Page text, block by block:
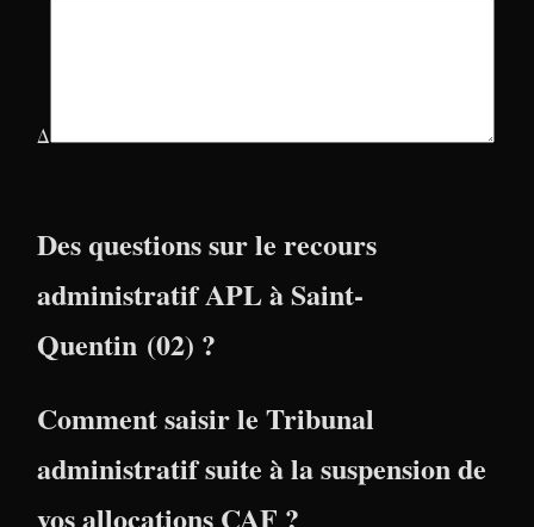
Δ
Des questions sur le recours
administratif APL à Saint-
Quentin (02) ?
Comment saisir le Tribunal
administratif suite à la suspension de
vos allocations CAF ?